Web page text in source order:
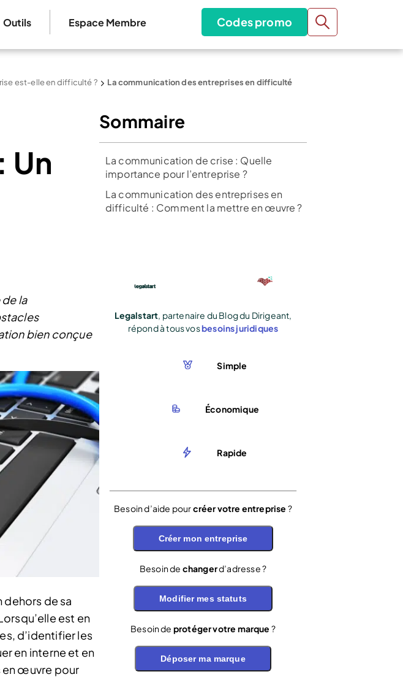
Outils Espace Membre Codes promo
est-elle en difficulté ? La communication des entreprises en difficulté
Un
la
bien conçue
de sa
est en
d’identifier les
en interne et en
en œuvre pour
Sommaire
La communication de crise : Quelle
importance pour l’entreprise ?
La communication des entreprises en
difficulté : Comment la mettre en œuvre ?
Legalstart, partenaire du Blog du Dirigeant,
répond à tous vosbesoins juridiques
Simple
Économique
Rapide
Besoin d’aide pourcréer votre entreprise ?
Créer mon entreprise
Besoin de changerd’adresse ?
Modifier mes statuts
Besoin de protéger votre marque ?
Déposer ma marque